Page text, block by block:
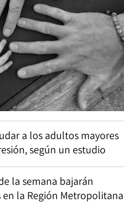
a los adultos mayores
según un estudio
la semana bajarán
la Región Metropolitana